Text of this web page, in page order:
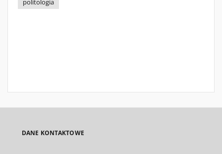
politologia
DANE KONTAKTOWE